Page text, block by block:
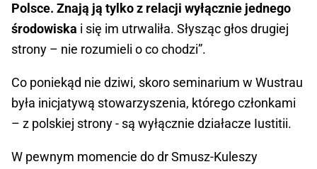
Polsce. Znają ją tylko z relacji wyłącznie jednego
środowiska i się im utrwaliła. Słysząc głos drugiej
strony – nie rozumieli o co chodzi”.
Co poniekąd nie dziwi, skoro seminarium w Wustrau
była inicjatywą stowarzyszenia, którego członkami
– z polskiej strony - są wyłącznie działacze Iustitii.
W pewnym momencie do dr Smusz-Kuleszy